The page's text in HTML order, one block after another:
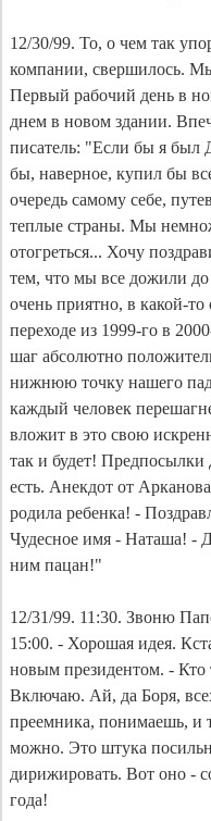
12/30/99. То, о чем так
компании, свершилось.
Первый рабочий день в
днем в новом здании.
писатель: "Если бы я был
бы, наверное, купил бы
очередь самому себе,
теплые страны. Мы
отогреться... Хочу
тем, что мы все дожили
очень приятно, в какой-
переходе из 1999-го в
шаг абсолютно
нижнюю точку нашего
каждый человек
вложит в это свою
так и будет! Предпосылки
есть. Анекдот от
родила ребенка! -
Чудесное имя - Наташа! -
ним пацан!"
12/31/99. 11:30. Звоню
15:00. - Хорошая идея.
новым президентом. - Кто
Включаю. Ай, да Боря,
преемника, понимаешь, и
можно. Это штука
дирижировать. Вот оно -
года!